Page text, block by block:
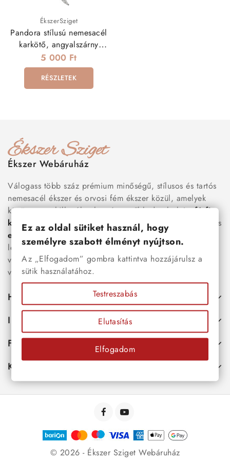
ÉkszerSziget
Pandora stílusú nemesacél
karkötő, angyalszárny
charmmal - fehér
5 000 Ft
RÉSZLETEK
Ékszer Webáruház
Válogass több száz prémium minőségű, stílusos és tartós
nemesacél ékszer és orvosi fém ékszer közül, amelyek
között megtalálhatók a legnépszerűbb darabok is:férfi
karkötők
, női nyakláncok , karikagyűrűk
és
esküvői kiegészítőkegyaránt. Webáruházunkban a
legújabb trendeket követő, mégis időtálló ékszerek közül
választhatsz – legyen szó ajándékról, mindennapi
viseletről vagy különleges alkalmakról.
Hasznos
Információk
Fiókod
Kapcsolat
© 2026 - Ékszer Sziget Webáruház
Ez az oldal sütiket használ, hogy
személyre szabott élményt nyújtson.
Az „Elfogadom” gombra kattintva hozzájárulsz a
sütik használatához.
Testreszabás
Elutasítás
Elfogadom